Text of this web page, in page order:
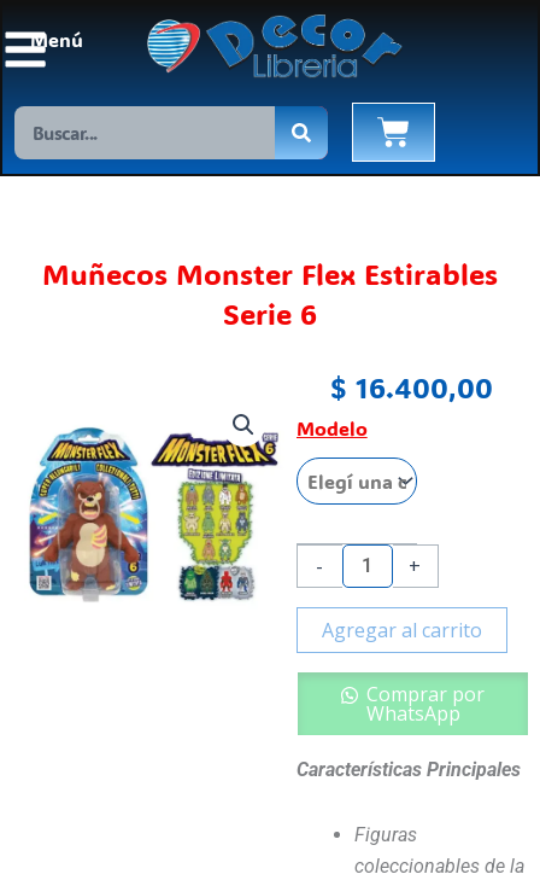
al
Menú
Search Cart
Muñecos Monster Flex Estirables
Serie 6
$ 16.400,00
Características Principales
Figuras
coleccionables de la
Modelo
-
Muñecos
Monster
Flex
Serie
6
cantidad
+
Agregar al carrito
Comprar por
WhatsApp